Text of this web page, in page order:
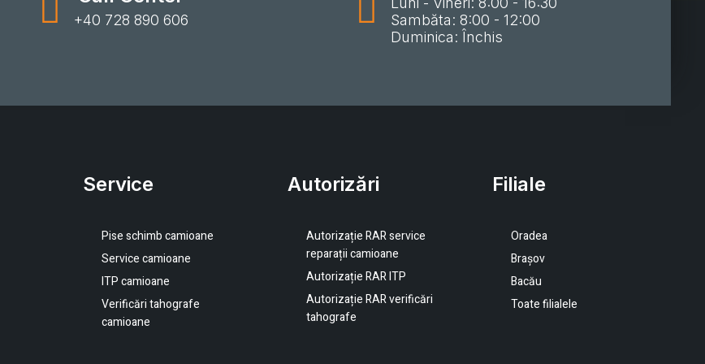
+40 728 890 606
Sambăta: 8:00 - 12:00
Duminica: Închis
Service
Pise schimb camioane
Service camioane
ITP camioane
Verificări tahografe
camioane
Autorizări
Autorizație RAR service
reparații camioane
Autorizație RAR ITP
Autorizație RAR verificări
tahografe
Filiale
Oradea
Brașov
Bacău
Toate filialele